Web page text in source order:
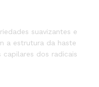
suavizantes e
a estrutura da haste
dos radicais